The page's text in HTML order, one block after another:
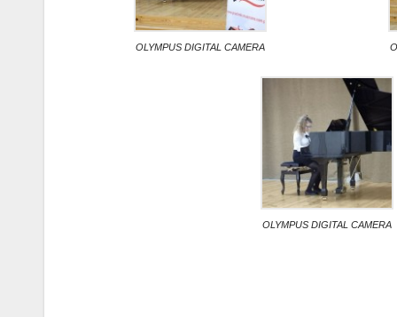
OLYMPUS DIGITAL CAMERA
OLYMPUS DIGITAL CAMERA